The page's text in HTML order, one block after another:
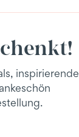
inspirierende